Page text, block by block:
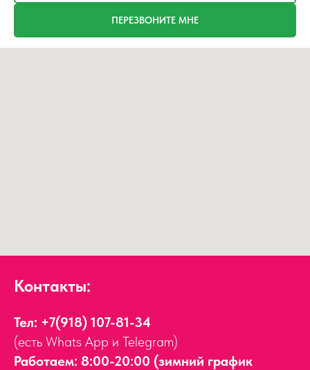
ПЕРЕЗВОНИТЕ МНЕ
Контакты:
Тел: +7(918) 107-81-34
(есть Whats App и Telegram)
Работаем: 8:00-20:00 (зимний график